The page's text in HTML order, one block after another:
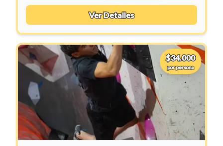
Ver Detalles
$34.000
por persona